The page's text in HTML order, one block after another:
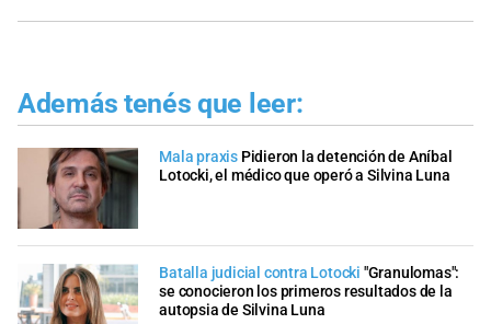
Además tenés que leer:
Mala praxis Pidieron la detención de Aníbal
Lotocki, el médico que operó a Silvina Luna
Batalla judicial contra Lotocki "Granulomas":
se conocieron los primeros resultados de la
autopsia de Silvina Luna